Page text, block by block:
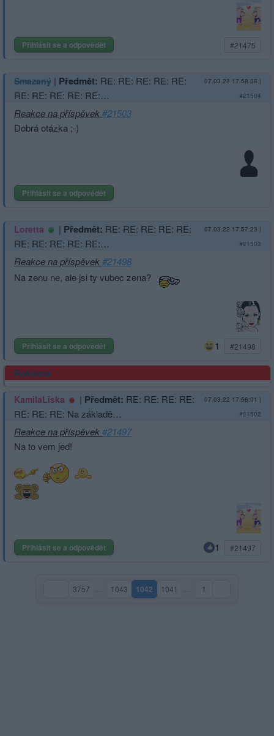
Přihlásit se a odpovědět #21475
Smazaný | Předmět: RE: RE: RE: RE: RE:
RE: RE: RE: RE: RE:…
07.03.22 17:58:08 |
#21504
Reakce na příspěvek#21503
Dobrá otázka ;-)
Přihlásit se a odpovědět
Loretta | Předmět: RE: RE: RE: RE: RE:
RE: RE: RE: RE: RE:…
07.03.22 17:57:23 |
#21503
Reakce na příspěvek#21498
Na zenu ne, ale jsi ty vubec zena?
Přihlásit se a odpovědět 1 #21498
Reklama
KamilaLiska | Předmět: RE: RE: RE: RE:
RE: RE: RE: Na základě…
07.03.22 17:56:01 |
#21502
Reakce na příspěvek#21497
Na to vem jed!
Přihlásit se a odpovědět 1 #21497
3757 1043 1042(aktuální strana)
1041 1